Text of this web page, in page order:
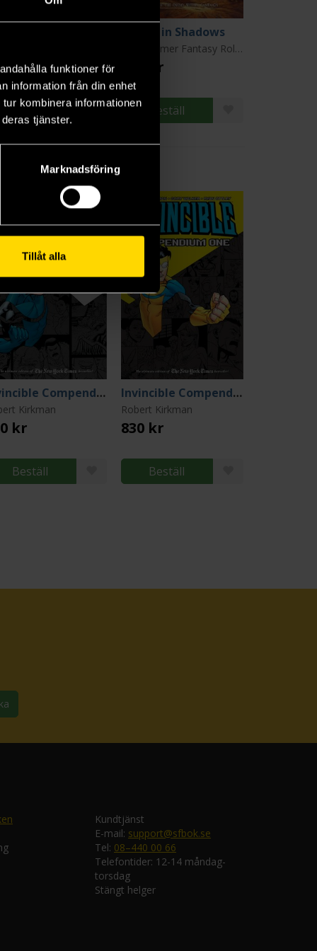
funktioner för
information från din enhet
kombinera informationen
tjänster.
Marknadsföring
Tillåt alla
kr
Beställ
Enemy in Shadows
Warhammer Fantasy Roleplay Fourth Edition
459 kr
Beställ
Invincible Compendium Vol 2
Kirkman
kr
Beställ
Invincible Compendium Vol 1
Robert Kirkman
830 kr
Beställ
Kundtjänst
E-mail: support@sfbok.se
Tel: 08–440 00 66
Telefontider: 12-14 måndag-
torsdag
Stängt helger